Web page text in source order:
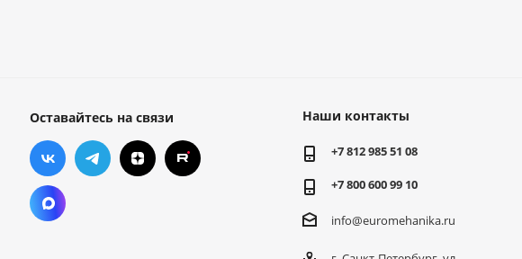
Оставайтесь на связи Наши контакты
+7 812 985 51 08
+7 800 600 99 10
info@euromehanika.ru